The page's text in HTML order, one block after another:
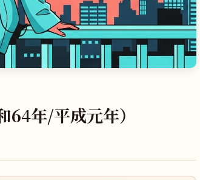
年/平成元年）